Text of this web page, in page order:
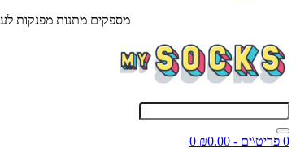
מספקים מתנות מפנקות לעובדים -
0 פריט\ים - ₪0.00
0